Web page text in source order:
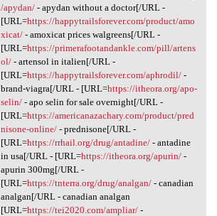
/apydan/- apydan without a doctor[/URL -
[URL=https://happytrailsforever.com/product/amo
xicat/- amoxicat prices walgreens[/URL -
[URL=https://primerafootandankle.com/pill/artens
ol/- artensol in italien[/URL -
[URL=https://happytrailsforever.com/aphrodil/-
brand-viagra[/URL - [URL=https://itheora.org/apo-
selin/- apo selin for sale overnight[/URL -
[URL=https://americanazachary.com/product/pred
nisone-online/- prednisone[/URL -
[URL=https://rrhail.org/drug/antadine/- antadine
in usa[/URL - [URL=https://itheora.org/apurin/-
apurin 300mg[/URL -
[URL=https://tnterra.org/drug/analgan/- canadian
analgan[/URL - canadian analgan
[URL=https://tei2020.com/ampliar/-